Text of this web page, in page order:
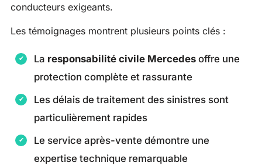
conducteurs exigeants.
Les témoignages montrent plusieurs points clés :
La responsabilité civile Mercedes offre une
protection complète et rassurante
Les délais de traitement des sinistres sont
particulièrement rapides
Le service après-vente démontre une
expertise technique remarquable